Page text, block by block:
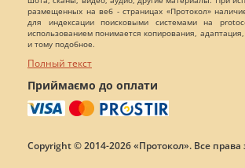
размещенных на веб - страницах «Протокол»
для индексации поисковыми системами на
использованием понимается копирования,
и тому подобное.
Полный текст
Приймаємо до оплати
Copyright © 2014-2026 «Протокол». Все